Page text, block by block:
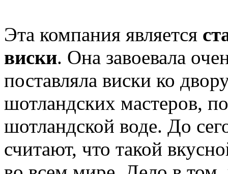
Эта компания является
виски. Она завоевала
поставляла виски ко
шотландских мастеров,
шотландской воде. До
считают, что такой